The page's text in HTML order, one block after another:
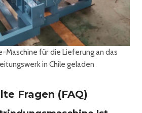
Maschine für die Lieferung an das
in Chile geladen
Fragen (FAQ)